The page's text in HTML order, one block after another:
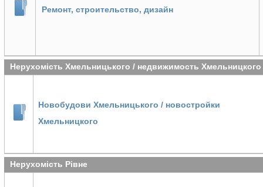
Ремонт, строительство, дизайн
Нерухомість Хмельницького / недвижимость Хмельницкого
Новобудови Хмельницького / новостройки
Хмельницкого
Нерухомість Рівне